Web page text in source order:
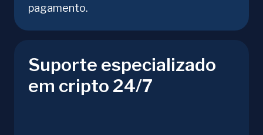
pagamento.
Suporte especializado
em cripto 24/7